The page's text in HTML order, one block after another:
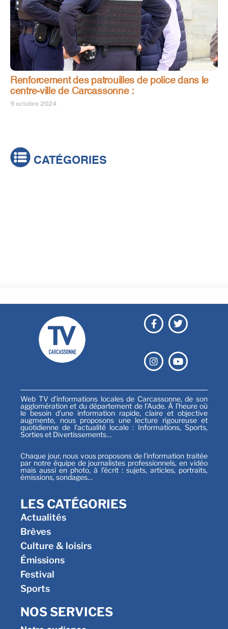
Renforcement des patrouilles de police dans le
centre-ville de Carcassonne :
9 octobre 2024
CATÉGORIES
Web TV d’informations locales de Carcassonne, de son
agglomération et du département de l’Aude. À l’heure où
le besoin d’une information rapide, claire et objective
augmente, nous proposons une lecture rigoureuse et
quotidienne de l’actualité locale : Informations, Sports,
Sorties et Divertissements…
Chaque jour, nous vous proposons de l’information traitée
par notre équipe de journalistes professionnels, en vidéo
mais aussi en photo, à l’écrit : sujets, articles, portraits,
émissions, sondages…
LES CATÉGORIES
Actualités
Brèves
Culture & loisirs
Émissions
Festival
Sports
NOS SERVICES